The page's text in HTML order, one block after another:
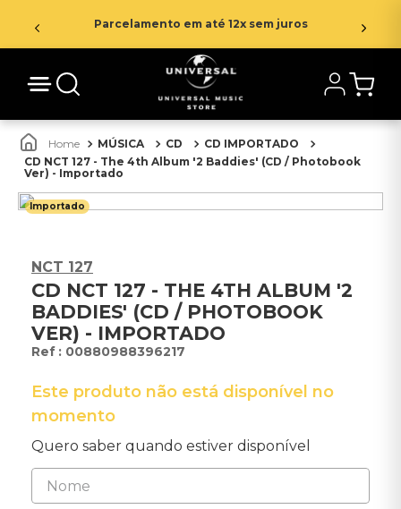
Parcelamento em até 12x sem juros
MÚSICA CD
CD IMPORTADO
CD NCT 127 - The 4th Album '2 Baddies' (CD / Photobook
Ver) - Importado
Importado
NCT 127
CD NCT 127 - THE 4TH ALBUM '2
BADDIES' (CD / PHOTOBOOK
VER) - IMPORTADO
: 00880988396217
Este produto não está disponível no
momento
Quero saber quando estiver disponível